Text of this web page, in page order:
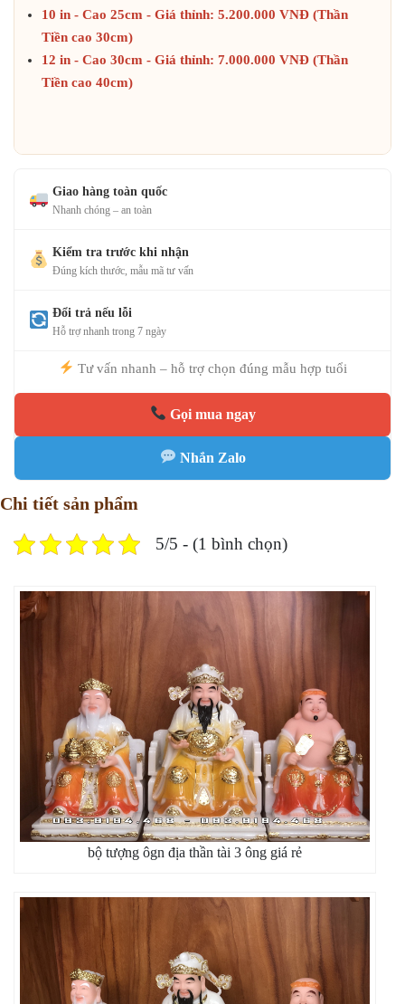
10 in - Cao 25cm - Giá thỉnh: 5.200.000 VNĐ (Thần
Tiền cao 30cm)
12 in - Cao 30cm - Giá thỉnh: 7.000.000 VNĐ (Thần
Tiền cao 40cm)
Giao hàng toàn quốc
Nhanh chóng – an toàn
Kiểm tra trước khi nhận
Đúng kích thước, mẫu mã tư vấn
Đổi trả nếu lỗi
Hỗ trợ nhanh trong 7 ngày
Tư vấn nhanh – hỗ trợ chọn đúng mẫu hợp tuổi
Gọi mua ngay
Nhắn Zalo
Chi tiết sản phẩm
5/5 - (1 bình chọn)
bộ tượng ôgn địa thần tài 3 ông giá rẻ